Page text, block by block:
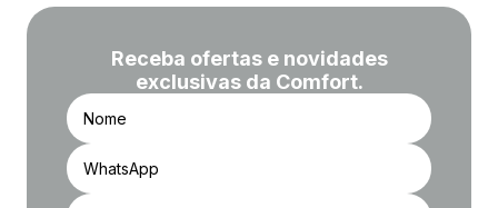
Receba ofertas e novidades
exclusivas da Comfort.